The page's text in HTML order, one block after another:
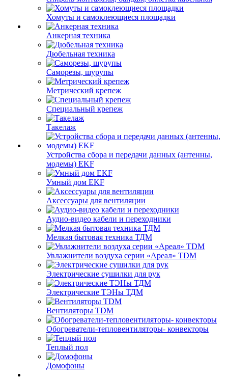
Хомуты и самоклеющиеся площадки
Анкерная техника
Дюбельная техника
Саморезы, шурупы
Метрический крепеж
Специальный крепеж
Такелаж
Устройства сбора и передачи данных (антенны,
модемы) EKF
Умный дом EKF
Аксессуары для вентиляции
Аудио-видео кабели и переходники
Мелкая бытовая техника ТДМ
Увлажнители воздуха серии «Ареал» TDM
Электрические сушилки для рук
Электрические ТЭНы ТДМ
Вентиляторы TDM
Обогреватели-тепловентиляторы- конвекторы
Теплый пол
Домофоны